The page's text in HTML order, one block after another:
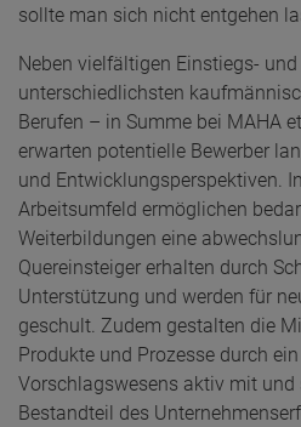
sollte man sich nicht entgehen
Neben vielfältigen Einstiegs-
unterschiedlichsten
Berufen – in Summe bei MAHA
erwarten potentielle Bewerber
und Entwicklungsperspektiven.
Arbeitsumfeld ermöglichen
Weiterbildungen eine
Quereinsteiger erhalten durch
Unterstützung und werden für
geschult. Zudem gestalten die
Produkte und Prozesse durch
Vorschlagswesens aktiv mit
Bestandteil des